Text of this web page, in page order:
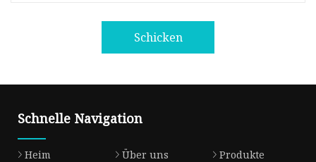
Schicken
Schnelle Navigation
Heim Über uns
Produkte